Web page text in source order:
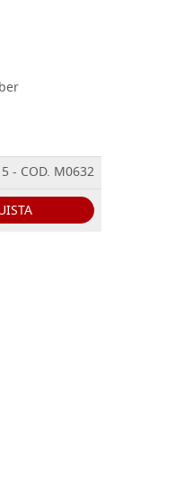
- COD. M0632